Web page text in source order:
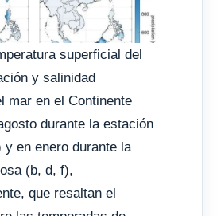
superficial del
y salinidad
mar en el Continente
durante la estación
en enero durante la
(b, d, f),
que resaltan el